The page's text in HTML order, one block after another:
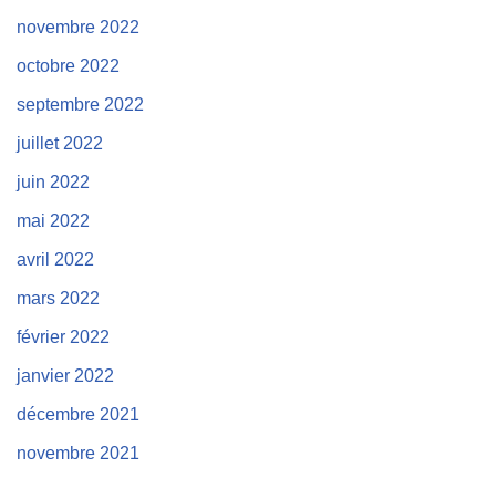
novembre 2022
octobre 2022
septembre 2022
juillet 2022
juin 2022
mai 2022
avril 2022
mars 2022
février 2022
janvier 2022
décembre 2021
novembre 2021